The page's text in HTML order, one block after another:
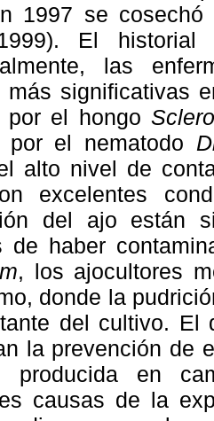
1997 se
El historial
las
más significativas
por el hongo
por el nematodo
alto nivel de
excelentes
del ajo están
de haber
, los ajocultores
donde la
del cultivo. El
la prevención de
producida en
causas de la